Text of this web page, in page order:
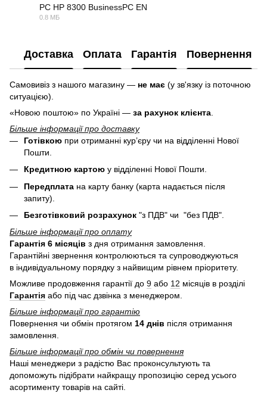
PC HP 8300 BusinessPC EN
0.8 МБ
Доставка Оплата Гарантія Повернення
Самовивіз з нашого магазину — не має (у зв'язку із поточною
ситуацією).
«Новою поштою» по Україні — за рахунок клієнта
Більше інформації про доставку
Готівкою при отриманні кур’єру чи на відділенні Нової
Пошти.
Кредитною картою у відділенні Нової Пошти.
Передплата на карту банку (карта надається після
запиту).
Безготівковий розрахунок "з ПДВ" чи "без ПДВ".
Більше інформації про оплату
Гарантія 6 місяців з дня отримання замовлення.
Гарантійні звернення контролюються та супроводжуються
в індивідуальному порядку з найвищим рівнем пріоритету.
Можливе продовження гарантії до 9 або 12 місяців в розділі
Гарантія або під час дзвінка з менеджером.
Більше інформації про гарантію
Повернення чи обмін протягом 14 днів після отримання
замовлення.
Більше інформації про обмін чи повернення
Наші менеджери з радістю Вас проконсультують та
допоможуть підібрати найкращу пропозицію серед усього
асортименту товарів на сайті.